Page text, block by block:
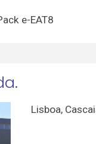
e-EAT8
Lisboa,